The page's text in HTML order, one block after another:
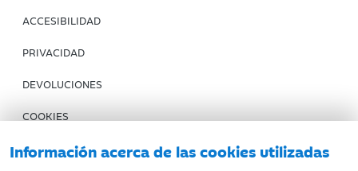
Información acerca de las cookies utilizadas
ACCESIBILIDAD
PRIVACIDAD
DEVOLUCIONES
COOKIES
CONDICIONES DE COMPRA